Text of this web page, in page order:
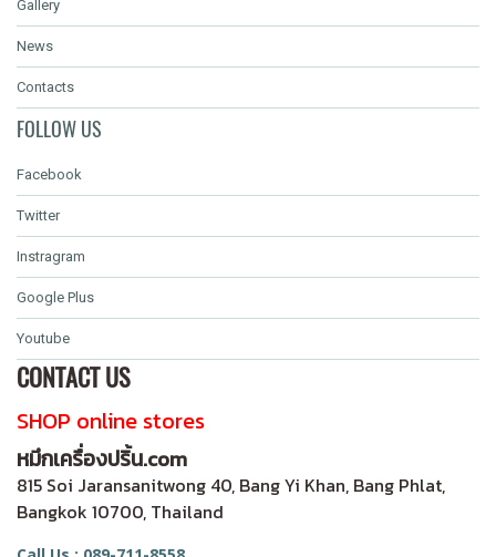
Gallery
News
Contacts
FOLLOW US
Facebook
Twitter
Instragram
Google Plus
Youtube
CONTACT US
SHOP online stores
หมึกเครื่องปริ้น.com
815 Soi Jaransanitwong 40, Bang Yi Khan, Bang Phlat,
Bangkok 10700, Thailand